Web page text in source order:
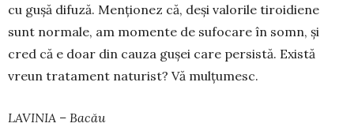
cu gușă difuză. Menționez că, deși valorile tiroidiene
sunt normale, am momente de sufocare în somn, și
cred că e doar din cauza gușei care persistă. Există
vreun tratament natu­rist? Vă mulțumesc.
LAVINIA – Bacău